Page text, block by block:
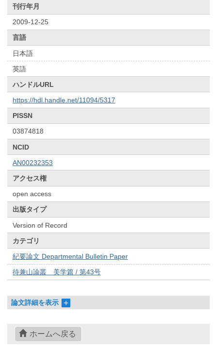
刊行年月
2009-12-25
言語
日本語
英語
ハンドルURL
https://hdl.handle.net/11094/5317
PISSN
03874818
NCID
AN00232353
アクセス権
open access
出版タイプ
Version of Record
カテゴリ
紀要論文 Departmental Bulletin Paper
待兼山論叢 美学篇 / 第43号
論文詳細を表示
ホームへ戻る